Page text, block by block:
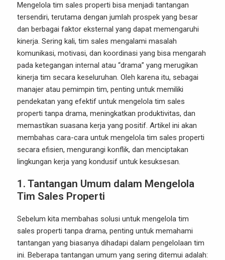
Mengelola tim sales properti bisa menjadi tantangan
tersendiri, terutama dengan jumlah prospek yang besar
dan berbagai faktor eksternal yang dapat memengaruhi
kinerja. Sering kali, tim sales mengalami masalah
komunikasi, motivasi, dan koordinasi yang bisa mengarah
pada ketegangan internal atau “drama” yang merugikan
kinerja tim secara keseluruhan. Oleh karena itu, sebagai
manajer atau pemimpin tim, penting untuk memiliki
pendekatan yang efektif untuk mengelola tim sales
properti tanpa drama, meningkatkan produktivitas, dan
memastikan suasana kerja yang positif. Artikel ini akan
membahas cara-cara untuk mengelola tim sales properti
secara efisien, mengurangi konflik, dan menciptakan
lingkungan kerja yang kondusif untuk kesuksesan.
1. Tantangan Umum dalam Mengelola
Tim Sales Properti
Sebelum kita membahas solusi untuk mengelola tim
sales properti tanpa drama, penting untuk memahami
tantangan yang biasanya dihadapi dalam pengelolaan tim
ini. Beberapa tantangan umum yang sering ditemui adalah: